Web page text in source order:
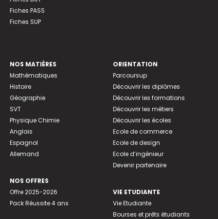
Fiches PASS
Fiches SUP
NOS MATIÈRES
Mathématiques
Histoire
Géographie
SVT
Physique Chimie
Anglais
Espagnol
Allemand
NOS OFFRES
Offre 2025-2026
Pack Réussite 4 ans
ORIENTATION
Parcoursup
Découvrir les diplômes
Découvrir les formations
Découvrir les métiers
Découvrir les écoles
Ecole de commerce
Ecole de design
Ecole d’ingénieur
Devenir partenaire
VIE ETUDIANTE
Vie Etudiante
Bourses et prêts étudiants